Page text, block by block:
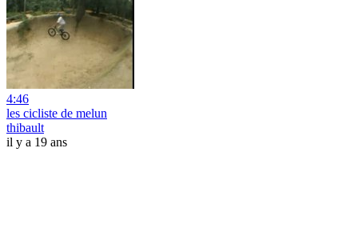
4:46
les cicliste de melun
thibault
il y a 19 ans